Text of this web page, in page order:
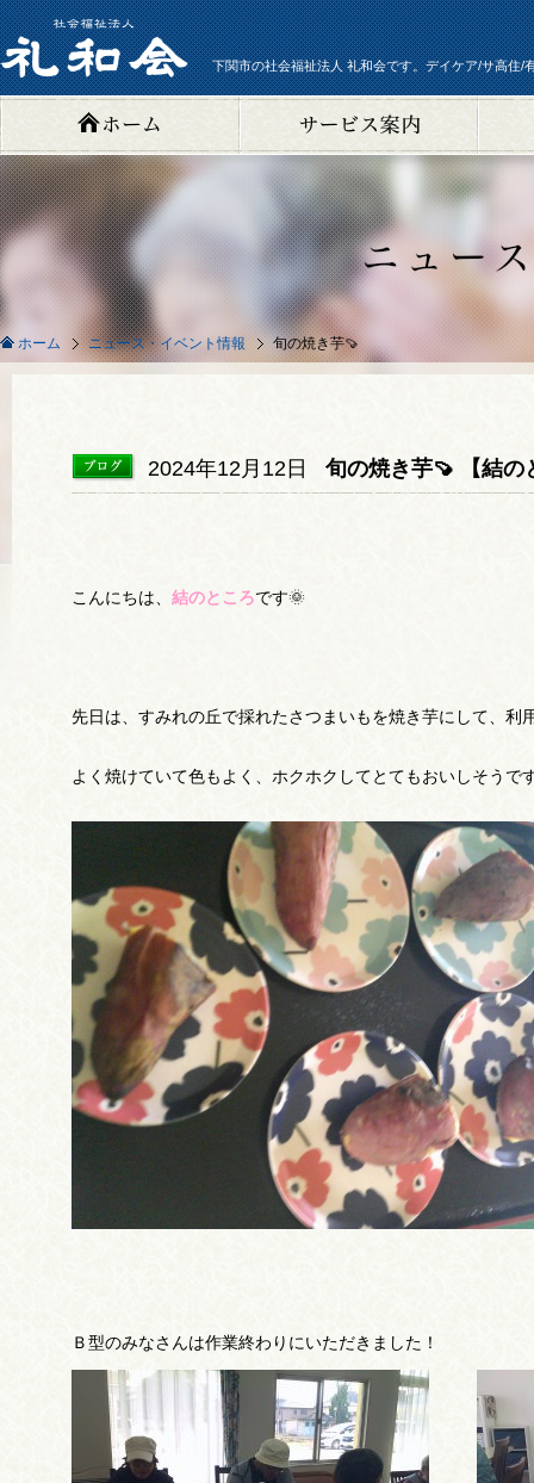
下関市の社会福祉法人 礼和会です。デイケア/サ高住/
ホーム ニュース・イベント情報 旬の焼き芋🍠
2024年12月12日 旬の焼き芋🍠 【結の
こんにちは、 結のところです🌞
先日は、すみれの丘で採れたさつまいもを焼き芋にして、利
よく焼けていて色もよく、ホクホクしてとてもおいしそうで
Ｂ型のみなさんは作業終わりにいただきました！